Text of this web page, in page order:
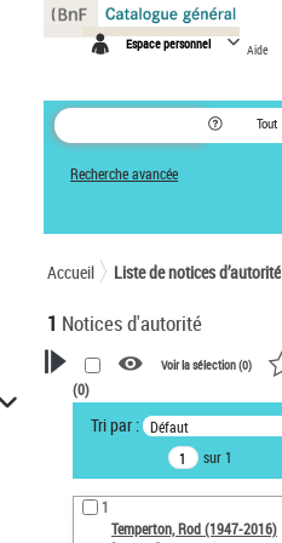
Espace personnel Aide
Tout
Recherche avancée
Accueil Liste de notices d’autorité
1 Notices d'autorité
VOTRE RECHERCHE
Recherche avancée dans les
notices d’autorité
Œuvres liées à l'auteur :
Temperton, Rod (1947-2016)
Voir la sélection (0)
(0)
Tri par : Défaut
sur 1
1
Temperton, Rod (1947-2016)
Panneau de gestion des cookies